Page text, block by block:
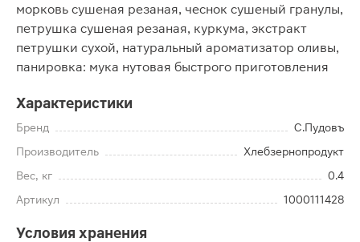
морковь сушеная резаная, чеснок сушеный гранулы,
петрушка сушеная резаная, куркума, экстракт
петрушки сухой, натуральный ароматизатор оливы,
панировка: мука нутовая быстрого приготовления
Характеристики
Бренд
С.Пудовъ
Производитель
Хлебзернопродукт
Вес, кг
0.4
Артикул
1000111428
Условия хранения